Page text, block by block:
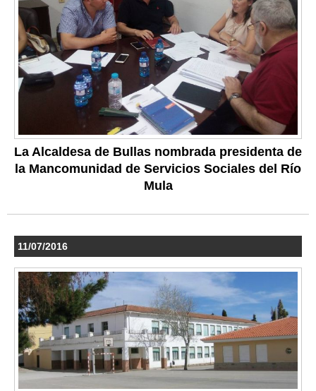
La Alcaldesa de Bullas nombrada presidenta de
la Mancomunidad de Servicios Sociales del Río
Mula
11/07/2016